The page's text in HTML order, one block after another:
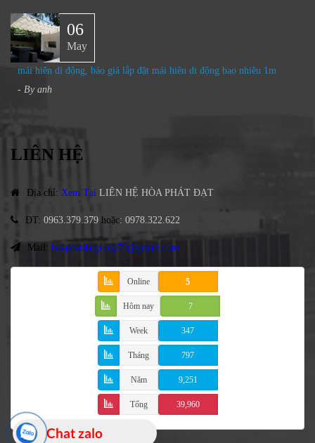
06
May
mái hiên di động, báo giá lắp đặt mái hiên di động bao nhiêu 1m
- By anh
LIÊN HỆ
Địa chỉ: Xem Tại LIÊN HỆ HÒA PHÁT ĐẠT
ĐT: 0963.379.379 hoặc: 0978.322.622
Mail: hoaphatdatgroup79@gmail.com
Online 5
Hôm nay 7
Week 347
Tháng 797
Năm 9,251
Tổng 39,960
Chat zalo